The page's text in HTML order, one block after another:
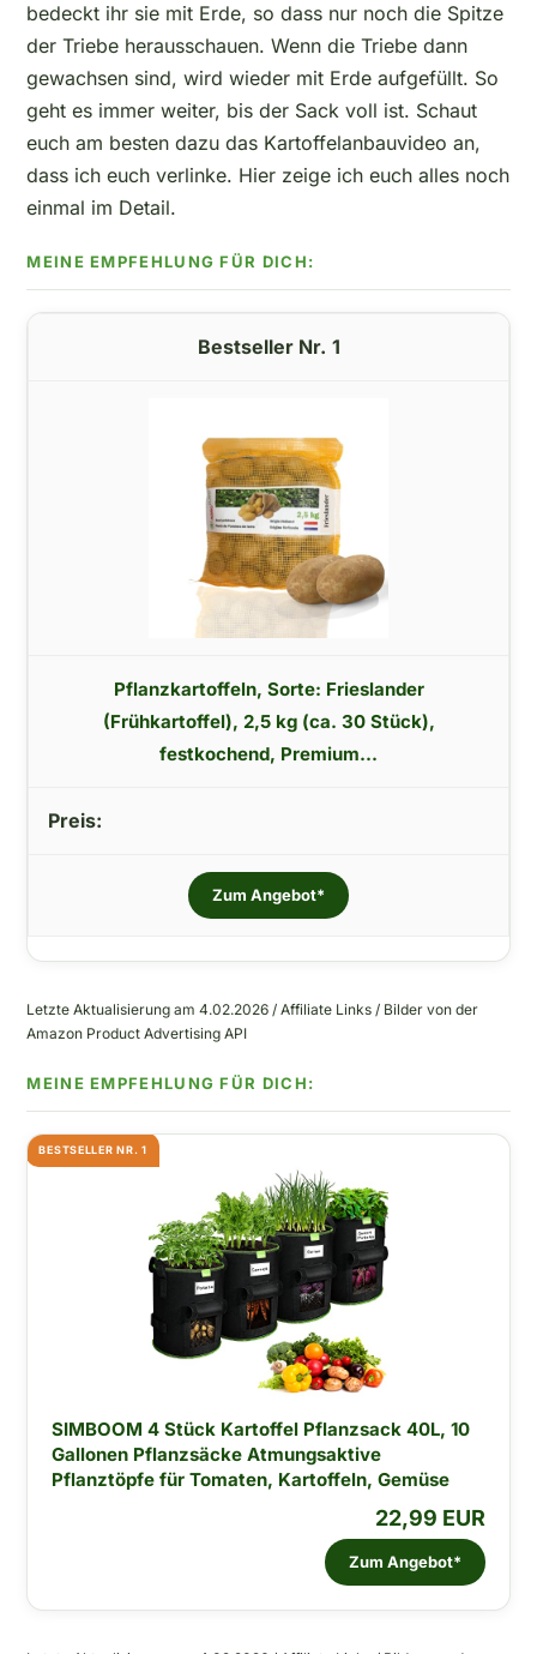
bedeckt ihr sie mit Erde, so dass nur noch die Spitze
der Triebe herausschauen. Wenn die Triebe dann
gewachsen sind, wird wieder mit Erde aufgefüllt. So
geht es immer weiter, bis der Sack voll ist. Schaut
euch am besten dazu das Kartoffelanbauvideo an,
dass ich euch verlinke. Hier zeige ich euch alles noch
einmal im Detail.
1
Pflanzkartoffeln, Sorte: Frieslander
(Frühkartoffel), 2,5 kg (ca. 30 Stück),
festkochend, Premium...
Zum Angebot*
Letzte Aktualisierung am 4.02.2026 / Affiliate Links / Bilder von der
Amazon Product Advertising API
BESTSELLER NR. 1
SIMBOOM 4 Stück Kartoffel Pflanzsack 40L, 10
Gallonen Pflanzsäcke Atmungsaktive
Pflanztöpfe für Tomaten, Kartoffeln, Gemüse
22,99 EUR
Zum Angebot*